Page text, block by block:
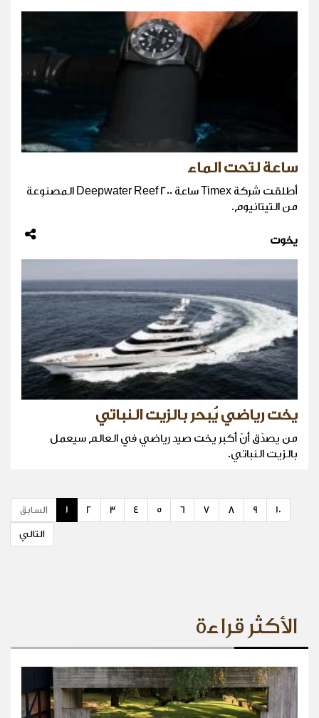
ساعة لتحت الماء
أطلقت شركة Timex ساعة Deepwater Reef 200 المصنوعة
من التيتانيوم.
يخوت
يخت رياضي يُبحر بالزيت النباتي
من يصدّق أنّ أكبر يخت صيد رياضي في العالم سيعمل
بالزيت النباتي.
السابق 1 2 3 4 5 6 7 8 9 10
التالي
الأكثر قراءة